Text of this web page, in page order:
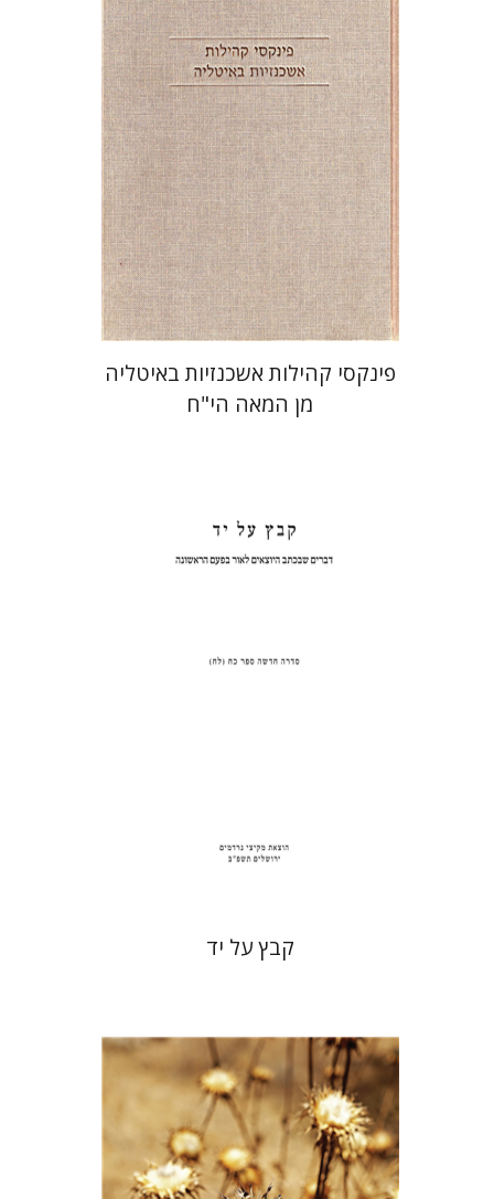
הנחת אתר ספר מודפס
$43
$39
פינקסי קהילות אשכנזיות באיטליה
מן המאה הי"ח
חגי בן-שמאי
$39
$35
קבץ על יד
חיים וייס מירה בלברג